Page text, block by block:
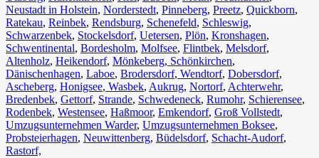
Neustadt in Holstein, Norderstedt, Pinneberg, Preetz, Quickborn,
Ratekau, Reinbek, Rendsburg, Schenefeld, Schleswig,
Schwarzenbek, Stockelsdorf, Uetersen, Plön, Kronshagen,
Schwentinental, Bordesholm, Molfsee, Flintbek, Melsdorf,
Altenholz, Heikendorf, Mönkeberg, Schönkirchen,
Dänischenhagen, Laboe, Brodersdorf, Wendtorf, Dobersdorf,
Ascheberg, Honigsee, Wasbek, Aukrug, Nortorf, Achterwehr,
Bredenbek, Gettorf, Strande, Schwedeneck, Rumohr, Schierensee,
Rodenbek, Westensee, Haßmoor, Emkendorf, Groß Vollstedt,
Umzugsunternehmen Warder, Umzugsunternehmen Boksee,
Probsteierhagen, Neuwittenberg, Büdelsdorf, Schacht-Audorf,
Rastorf,